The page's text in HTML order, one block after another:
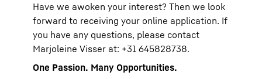
Have we awoken your interest? Then we look
forward to receiving your online application. If
you have any questions, please contact
Marjoleine Visser at: +31 645828738.
One Passion. Many Opportunities.